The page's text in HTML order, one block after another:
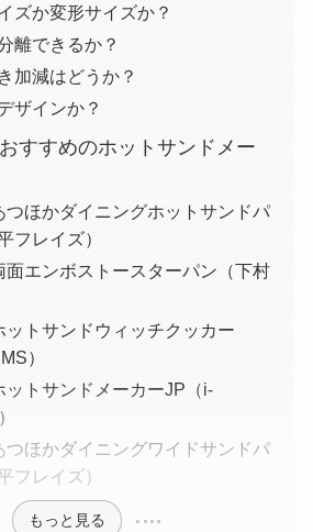
ズか変形サイズか？
離できるか？
加減はどうか？
ザインか？
すすめのホットサンドメー
つほかダイニングホットサンドパ
フレイズ）
面エンボストースターパン（下村
ットサンドウィッチクッカー
）
ットサンドメーカーJP（i-
つほかダイニングワイドサンドパ
フレイズ）
もっと見る